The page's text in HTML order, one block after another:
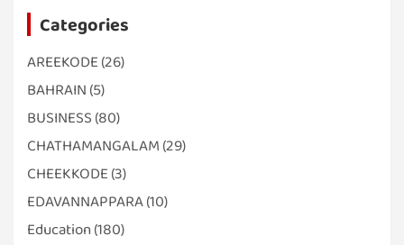
Categories
AREEKODE (26)
BAHRAIN (5)
BUSINESS (80)
CHATHAMANGALAM (29)
CHEEKKODE (3)
EDAVANNAPPARA(10)
Education (180)